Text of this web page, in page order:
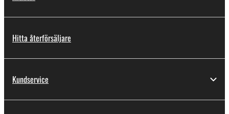
Hitta återförsäljare
Kundservice